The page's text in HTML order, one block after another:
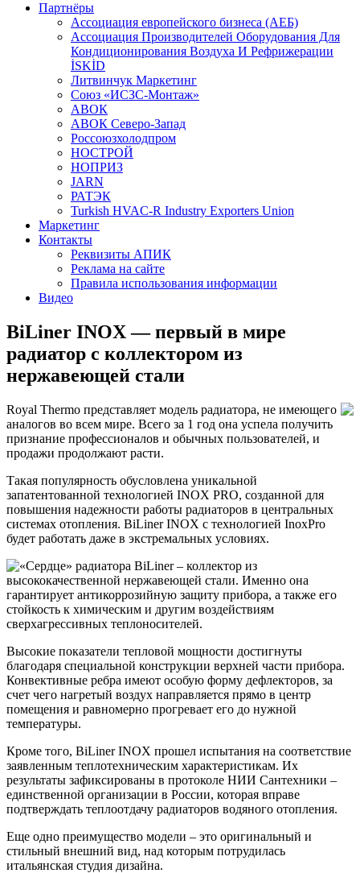
Партнёры
Ассоциация европейского бизнеса (АЕБ)
Aссоциация Производителей Оборудования Для
Кондиционирования Воздуха И Рефрижерации
İSKİD
Литвинчук Маркетинг
Союз «ИСЗС-Монтаж»
АВОК
АВОК Северо-Запад
Россоюзхолодпром
НОСТРОЙ
НОПРИЗ
JARN
РАТЭК
Turkish HVAC-R Industry Exporters Union
Маркетинг
Контакты
Реквизиты АПИК
Реклама на сайте
Правила использования информации
Видео
BiLiner INOX — первый в мире
радиатор с коллектором из
нержавеющей стали
Royal Thermo представляет модель радиатора, не имеющего
аналогов во всем мире. Всего за 1 год она успела получить
признание профессионалов и обычных пользователей, и
продажи продолжают расти.
Такая популярность обусловлена уникальной
запатентованной технологией INOX PRO, созданной для
повышения надежности работы радиаторов в центральных
системах отопления. BiLinerINOX с технологией InoxPro
будет работать даже в экстремальных условиях.
«Сердце» радиатора BiLiner – коллектор из
высококачественной нержавеющей стали. Именно она
гарантирует антикоррозийную защиту прибора, а также его
стойкость к химическим и другим воздействиям
сверхагрессивных теплоносителей.
Высокие показатели тепловой мощности достигнуты
благодаря специальной конструкции верхней части прибора.
Конвективные ребра имеют особую форму дефлекторов, за
счет чего нагретый воздух направляется прямо в центр
помещения и равномерно прогревает его до нужной
температуры.
Кроме того, BiLinerINOX прошел испытания на соответствие
заявленным теплотехническим характеристикам. Их
результаты зафиксированы в протоколе НИИ Сантехники –
единственной организации в России, которая вправе
подтверждать теплоотдачу радиаторов водяного отопления.
Еще одно преимущество модели – это оригинальный и
стильный внешний вид, над которым потрудилась
итальянская студия дизайна.